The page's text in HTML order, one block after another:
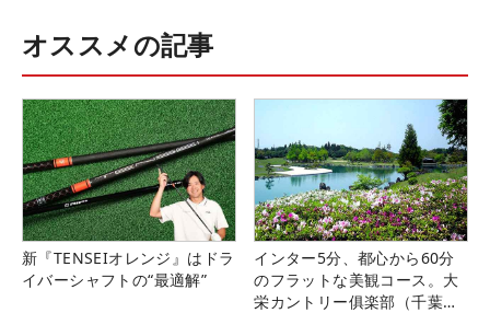
オススメの記事
新『TENSEIオレンジ』はドラ
イバーシャフトの“最適解”
インター5分、都心から60分
のフラットな美観コース。大
栄カントリー俱楽部（千葉